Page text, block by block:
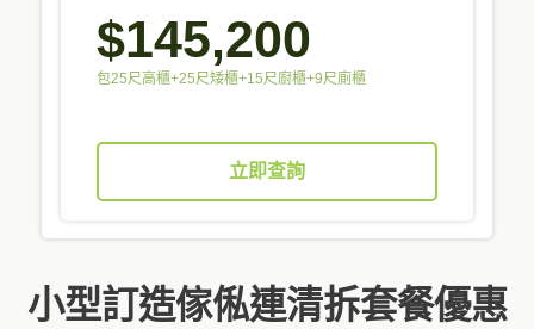
$145,200
包25尺高櫃+25尺矮櫃+15尺廚櫃+9尺廁櫃
立即查詢
小型訂造傢俬連清拆套餐優惠